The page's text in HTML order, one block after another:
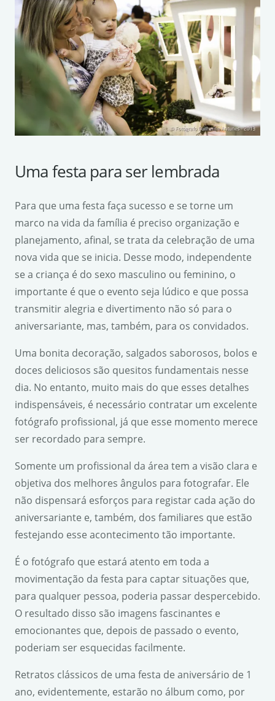
Uma festa para ser lembrada
Para que uma festa faça sucesso e se torne um
marco na vida da família é preciso organização e
planejamento, afinal, se trata da celebração de uma
nova vida que se inicia. Desse modo, independente
se a criança é do sexo masculino ou feminino, o
importante é que o evento seja lúdico e que possa
transmitir alegria e divertimento não só para o
aniversariante, mas, também, para os convidados.
Uma bonita decoração, salgados saborosos, bolos e
doces deliciosos são quesitos fundamentais nesse
dia. No entanto, muito mais do que esses detalhes
indispensáveis, é necessário contratar um excelente
fotógrafo profissional, já que esse momento merece
ser recordado para sempre.
Somente um profissional da área tem a visão clara e
objetiva dos melhores ângulos para fotografar. Ele
não dispensará esforços para registar cada ação do
aniversariante e, também, dos familiares que estão
festejando esse acontecimento tão importante.
É o fotógrafo que estará atento em toda a
movimentação da festa para captar situações que,
para qualquer pessoa, poderia passar despercebido.
O resultado disso são imagens fascinantes e
emocionantes que, depois de passado o evento,
poderiam ser esquecidas facilmente.
Retratos clássicos de uma festa de aniversário de 1
ano, evidentemente, estarão no álbum como, por